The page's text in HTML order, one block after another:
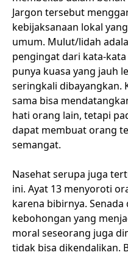
Jargon tersebut
kebijaksanaan lokal
umum. Mulut/lidah
pengingat dari kata-
punya kuasa yang jauh
seringkali dibayangkan.
sama bisa
hati orang lain, tetapi
dapat membuat orang
semangat.
Nasehat serupa juga
ini. Ayat 13 menyoroti
karena bibirnya.
kebohongan yang
moral seseorang juga
tidak bisa dikendalikan.